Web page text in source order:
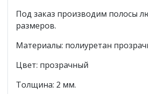
Под заказ производим полосы
размеров.
Материалы: полиуретан
Цвет: прозрачный
Толщина: 2 мм.